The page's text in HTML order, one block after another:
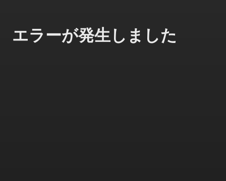
エラーが発生しました